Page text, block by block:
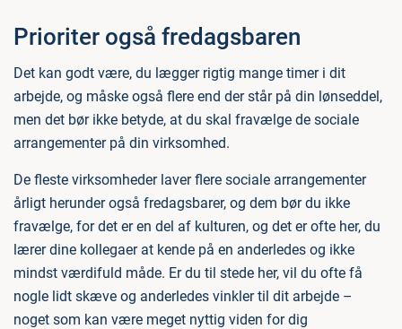
Prioriter også fredagsbaren
Det kan godt være, du lægger rigtig mange timer i dit
arbejde, og måske også flere end der står på din lønseddel,
men det bør ikke betyde, at du skal fravælge de sociale
arrangementer på din virksomhed.
De fleste virksomheder laver flere sociale arrangementer
årligt herunder også fredagsbarer, og dem bør du ikke
fravælge, for det er en del af kulturen, og det er ofte her, du
lærer dine kollegaer at kende på en anderledes og ikke
mindst værdifuld måde. Er du til stede her, vil du ofte få
nogle lidt skæve og anderledes vinkler til dit arbejde –
noget som kan være meget nyttig viden for dig